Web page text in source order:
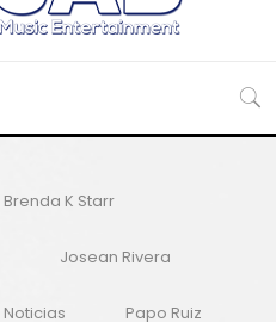
Brenda K Starr
Josean Rivera
Noticias Papo Ruiz